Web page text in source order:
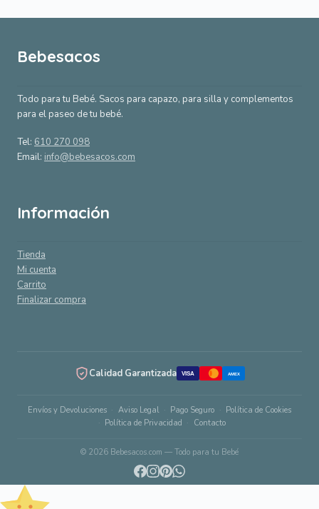
Bebesacos
Todo para tu Bebé. Sacos para capazo, para silla y complementos
para el paseo de tu bebé.
Tel: 610 270 098
Email: info@bebesacos.com
Información
Tienda
Mi cuenta
Carrito
Finalizar compra
Calidad Garantizada VISA AMEX
Envíos y Devoluciones Aviso Legal Pago Seguro
Política de Cookies
Política de Privacidad
Contacto
© 2026 Bebesacos.com — Todo para tu Bebé